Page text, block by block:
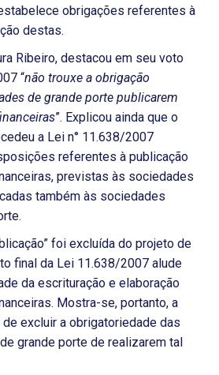
obrigações referentes à
destas.
Ribeiro, destacou em seu voto
“não trouxe a obrigação
de grande porte publicarem
”. Explicou ainda que o
a Lei n° 11.638/2007
referentes à publicação
previstas às sociedades
também às sociedades
foi excluída do projeto de
final da Lei 11.638/2007 alude
da escrituração e elaboração
Mostra-se, portanto, a
excluir a obrigatoriedade das
grande porte de realizarem tal